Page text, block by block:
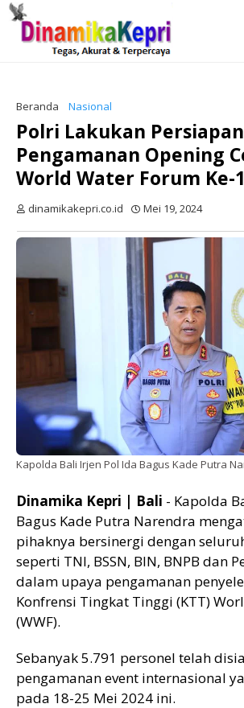
Beranda Nasional
Polri Lakukan Persiapan
Pengamanan Opening
World Water Forum Ke-
dinamikakepri.co.id Mei 19, 2024
Kapolda Bali Irjen Pol Ida Bagus Kade Putra
Dinamika Kepri | Bali - Kapolda
Bagus Kade Putra Narendra
pihaknya bersinergi dengan
seperti TNI, BSSN, BIN, BNPB dan
dalam upaya pengamanan
Konfrensi Tingkat Tinggi (KTT)
(WWF).
Sebanyak 5.791 personel telah
pengamanan event internasional
pada 18-25 Mei 2024 ini.